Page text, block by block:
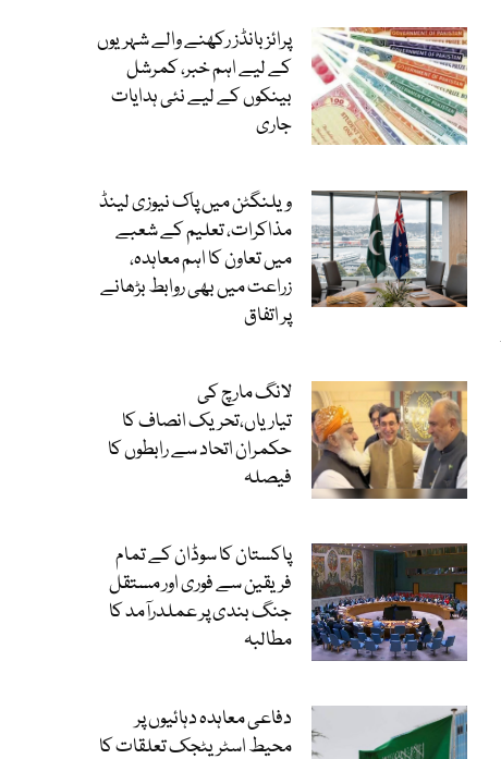
پرائز بانڈز رکھنے والے شہریوں
کے لیے اہم خبر، کمرشل
بینکوں کے لیے نئی ہدایات
جاری
ویلنگٹن میں پاک نیوزی لینڈ
مذاکرات، تعلیم کے شعبے
میں تعاون کا اہم معاہدہ،
زراعت میں بھی روابط بڑھانے
پر اتفاق
لانگ مارچ کی
تیاریاں،تحریک انصاف کا
حکمران اتحاد سے رابطوں کا
فیصلہ
پاکستان کا سوڈان کے تمام
فریقین سے فوری اور مستقل
جنگ بندی پر عملدرآمد کا
مطالبہ
دفاعی معاہدہ دہائیوں پر
محیط اسٹریٹجک تعلقات کا